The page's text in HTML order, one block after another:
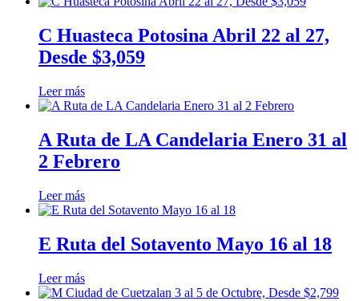
C Huasteca Potosina Abril 22 al 27,
Desde $3,059
Leer más
A Ruta de LA Candelaria Enero 31 al
2 Febrero
Leer más
E Ruta del Sotavento Mayo 16 al 18
Leer más